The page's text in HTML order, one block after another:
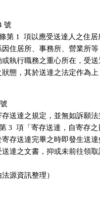
號
第 1  項以應受送達人之住
因住居所、事務所、營業所
執行職務之重心所在，受
狀態，其於送達之法定作為
送達之規定，並無如訴願
3  項「寄存送達，自寄存
寄存送達完畢之時即發生送
達之文書，抑或未前往領
源資訊整理）